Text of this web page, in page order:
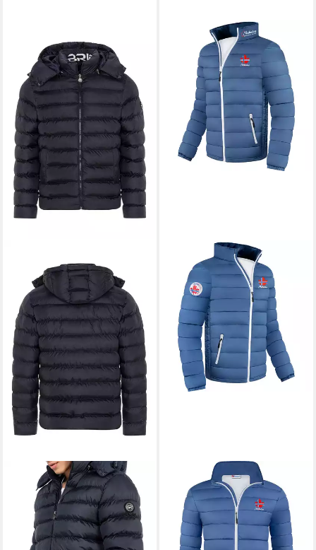
REDBRIDGESteppjacke mit
abnehmbarer Kapuze - Dicke
Steppjacke Abnehmbare
Kapuze
99,90 €
NEBULUSWinterjacke
SÖLDEN, P2207 - Herren,
hellblau, 3XL
79,95 €